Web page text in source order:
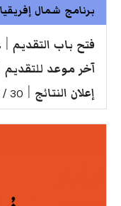
برنامج شمال إفريقيا
فتح باب التقديم
آخر موعد للتقديم
إعلان النتائج 30 / 6 / 2024